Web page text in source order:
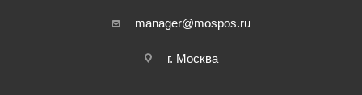
manager@mospos.ru
г. Москва